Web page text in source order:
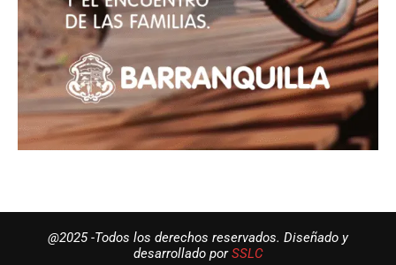
@2025 -Todos los derechos reservados. Diseñado y
desarrollado porSSLC